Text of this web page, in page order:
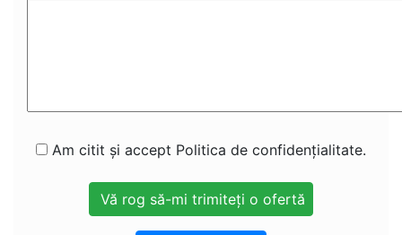
Am citit și accept Politica de confidențialitate.